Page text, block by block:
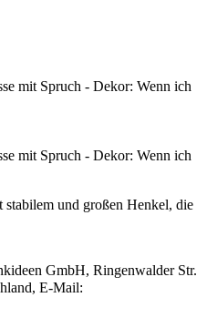
mit Spruch - Dekor: Wenn ich
mit Spruch - Dekor: Wenn ich
und großen Henkel, die
GmbH, Ringenwalder Str.
E-Mail: